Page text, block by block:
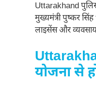
Uttarakhand
मुख्यमंत्री पुष्कर
लाइसेंस और व्यवसाय
योजना से